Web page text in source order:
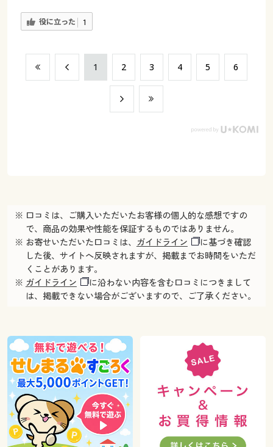
役に立った 1
​1 ​2 ​3 ​4 ​5 ​6
※ 口コミは、ご購入いただいたお客様の個人的な感想ですの
で、商品の効果や性能を保証するものではありません。
※ お寄せいただいた口コミは、 ガイドライン
に基づき確認
した後、サイトへ反映されますが、掲載までお時間をいただ
くことがあります。
※ ガイドライン
に沿わない内容を含む口コミにつきまして
は、掲載できない場合がございますので、ご了承ください。